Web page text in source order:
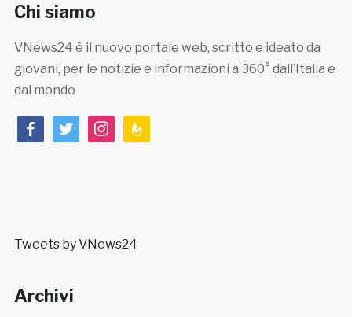
Chi siamo
VNews24 è il nuovo portale web, scritto e ideato da
giovani, per le notizie e informazioni a 360° dall’Italia e
dal mondo
facebooktwitterinstagramfeedburner
Tweets by VNews24
Archivi